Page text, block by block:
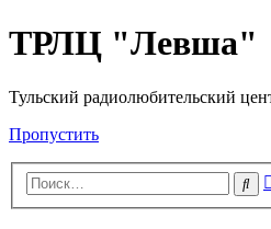
ТРЛЦ "Левша"
Тульский радиолюбительский
Пропустить